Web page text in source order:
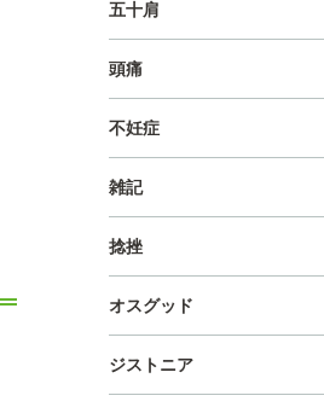
五十肩
頭痛
不妊症
雑記
捻挫
オスグッド
ジストニア